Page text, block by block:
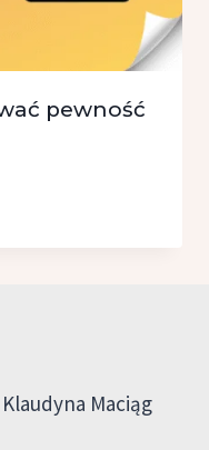
pewność
Maciąg